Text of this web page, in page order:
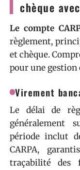
chèque
Le compte
règlement,
et chèque.
pour une gestion
Virement
Le délai de
généralement
période inclut
CARPA,
traçabilité des